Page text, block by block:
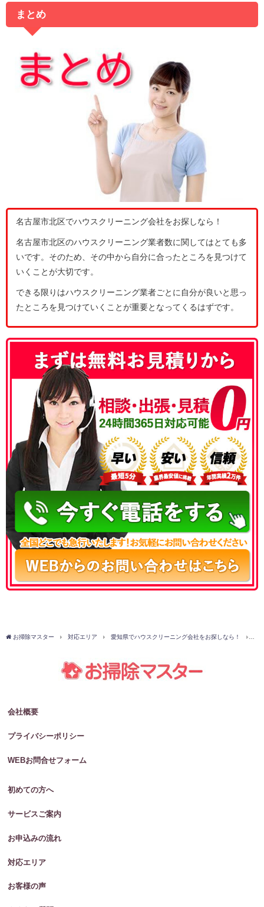
まとめ
名古屋市北区でハウスクリーニング会社をお探しなら！
名古屋市北区のハウスクリーニング業者数に関してはとても多
いです。そのため、その中から自分に合ったところを見つけて
いくことが大切です。
できる限りはハウスクリーニング業者ごとに自分が良いと思っ
たところを見つけていくことが重要となってくるはずです。
050-3177-5687
お掃除マスター 対応エリア 愛知県でハウスクリーニング会社をお探しなら！
会社概要
プライバシーポリシー
WEBお問合せフォーム
初めての方へ
サービスご案内
お申込みの流れ
対応エリア
お客様の声